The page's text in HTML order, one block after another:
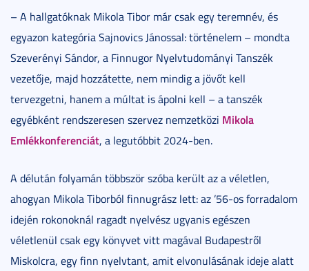
– A hallgatóknak Mikola Tibor már csak egy teremnév, és
egyazon kategória Sajnovics Jánossal: történelem – mondta
Szeverényi Sándor, a Finnugor Nyelvtudományi Tanszék
vezetője, majd hozzátette, nem mindig a jövőt kell
tervezgetni, hanem a múltat is ápolni kell – a tanszék
egyébként rendszeresen szervez nemzetközi Mikola
Emlékkonferenciát, a legutóbbit 2024-ben.
A délután folyamán többször szóba került az a véletlen,
ahogyan Mikola Tiborból finnugrász lett: az ’56-os forradalom
idején rokonoknál ragadt nyelvész ugyanis egészen
véletlenül csak egy könyvet vitt magával Budapestről
Miskolcra, egy finn nyelvtant, amit elvonulásának ideje alatt